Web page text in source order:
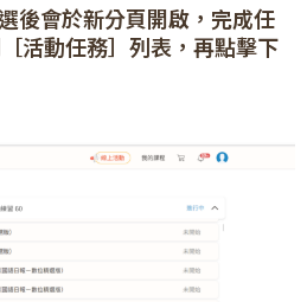
後會於新分頁開啟，完成任
活動任務］列表，再點擊下